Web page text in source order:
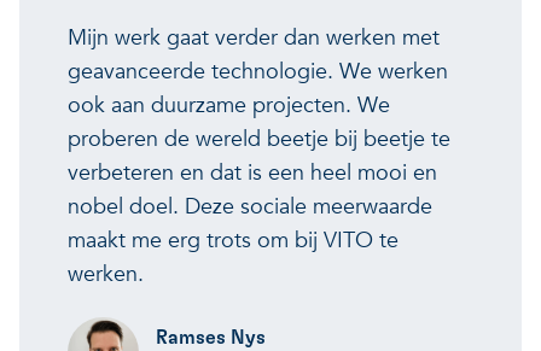
Mijn werk gaat verder dan werken met
geavanceerde technologie. We werken
ook aan duurzame projecten. We
proberen de wereld beetje bij beetje te
verbeteren en dat is een heel mooi en
nobel doel. Deze sociale meerwaarde
maakt me erg trots om bij VITO te
werken.
Ramses Nys